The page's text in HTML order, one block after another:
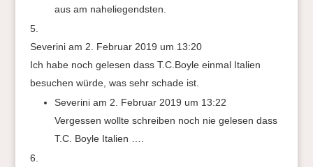
aus am naheliegendsten.
Severini am 2. Februar 2019 um 13:20
Ich habe noch gelesen dass T.C.Boyle einmal Italien
besuchen würde, was sehr schade ist.
Severini am 2. Februar 2019 um 13:22
Vergessen wollte schreiben noch nie gelesen dass
T.C. Boyle Italien ….